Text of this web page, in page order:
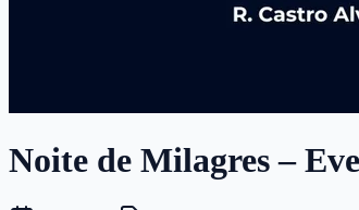
Noite de Milagres –